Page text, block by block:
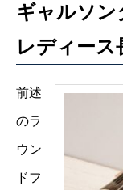
ギャルソ
レディース
前述
のラ
ウン
ドフ